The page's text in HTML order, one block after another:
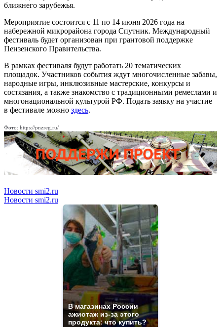
ближнего зарубежья.
Мероприятие состоится с 11 по 14 июня 2026 года на
набережной микрорайона города Спутник. Международный
фестиваль будет организован при грантовой поддержке
Пензенского Правительства.
В рамках фестиваля будут работать 20 тематических
площадок. Участников события ждут многочисленные забавы,
народные игры, инклюзивные мастерские, конкурсы и
состязания, а также знакомство с традиционными ремеслами и
многонациональной культурой РФ. Подать заявку на участие
в фестивале можно здесь.
Фото: https://pnzreg.ru/
Новости smi2.ru
Новости smi2.ru
В магазинах России
ажиотаж из-за этого
продукта: что купить?